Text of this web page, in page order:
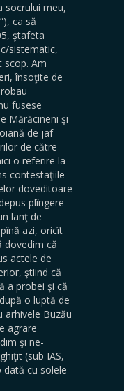
socrului meu,
ca să
ştafeta
sistematic,
scop. Am
însoţite de
fusese
Mărăcineni şi
de jaf
de către
o referire la
contestaţiile
doveditoare
plîngere
lanţ de
azi, oricît
dovedim că
actele de
ştiind că
a probei şi că
o luptă de
arhivele Buzău
agrare
şi ne-
(sub IAS,
dată cu solele